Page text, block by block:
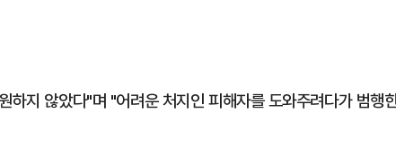
지 않았다"며 "어려운 처지인 피해자를 도와주려다가 범행